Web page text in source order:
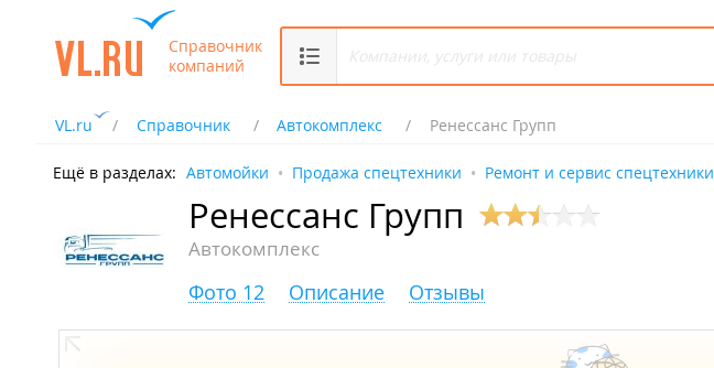
Справочник
компаний
VL.ru Справочник Автокомплекс Ренессанс Групп
Ещё в разделах: Автомойки Продажа спецтехники Ремонт и сервис спецтехники
Ренессанс Групп
Автокомплекс
Фото 12 Описание Отзывы